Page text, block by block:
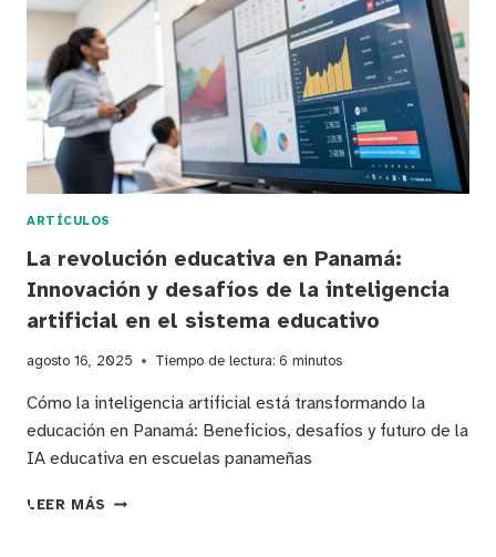
OPORTUNIDADES
PARA
LA
EDUCACIÓN
DIGITAL
ARTÍCULOS
La revolución educativa en Panamá:
Innovación y desafíos de la inteligencia
artificial en el sistema educativo
agosto 16, 2025 Tiempo de lectura: 6 minutos
Cómo la inteligencia artificial está transformando la
educación en Panamá: Beneficios, desafíos y futuro de la
IA educativa en escuelas panameñas
LEER MÁS LA